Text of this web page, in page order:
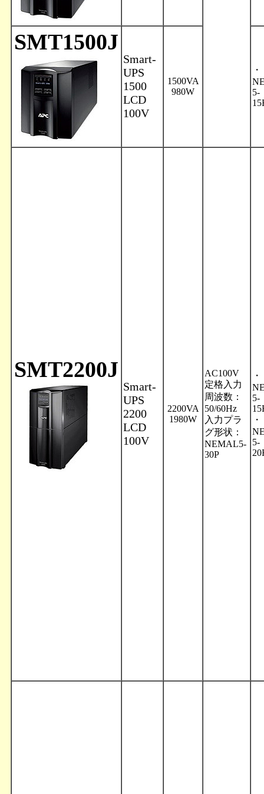
SMT1500J
Smart-
UPS
1500
LCD
100V
1500VA
980W
・
5-
SMT2200J
Smart-
UPS
2200
LCD
100V
2200VA
1980W
AC100V
定格入力
周波数：
50/60Hz
入力プラ
グ形状：
NEMAL5-
30P
・
5-
・
5-